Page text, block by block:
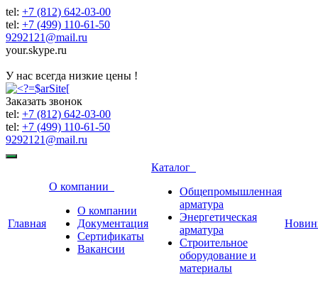
tel: +7 (812) 642-03-00
tel: +7 (499) 110-61-50
9292121@mail.ru
your.skype.ru
У нас всегда низкие цены !
Заказать звонок
tel: +7 (812) 642-03-00
tel: +7 (499) 110-61-50
9292121@mail.ru
Главная
О компании
О компании
Документация
Сертификаты
Вакансии
Каталог
Общепромышленная
арматура
Энергетическая
арматура
Строительное
оборудование и
материалы